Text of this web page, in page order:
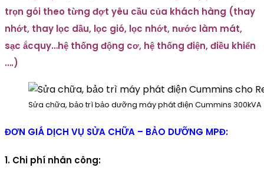
trọn gói theo từng đợt yêu cầu của khách hàng (thay
nhớt, thay lọc dầu, lọc gió, lọc nhớt, nước làm mát,
sạc ắcquy…hệ thống động cơ, hệ thống điện, điều khiển
….)
Sửa chữa, bảo trì bảo dưỡng máy phát điện Cummins 300kVA
ĐƠN GIÁ DỊCH VỤ SỬA CHỮA – BẢO DƯỠNG MPĐ:
1. Chi phí nhân công: